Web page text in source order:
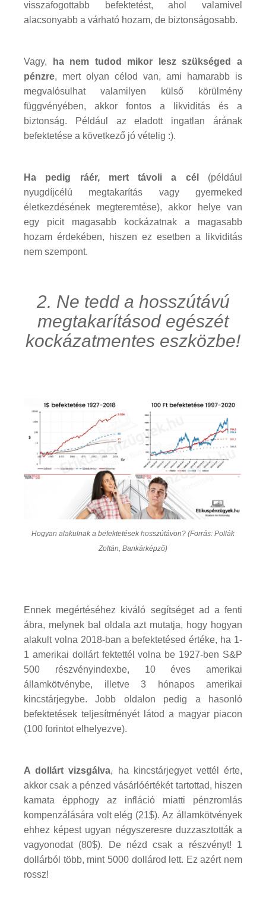
visszafogottabb befektetést, ahol valamivel
alacsonyabb a várható hozam, de biztonságosabb.
Vagy,
ha nem tudod mikor lesz szükséged a
pénzre, mert olyan célod van, ami hamarabb is
megvalósulhat valamilyen külső körülmény
függvényében, akkor fontos a likviditás és a
biztonság. Például az eladott ingatlan árának
befektetése a következő jó vételig :).
Ha pedig ráér, mert távoli a cél
(például
nyugdíjcélú megtakarítás vagy gyermeked
életkezdésének megteremtése), akkor helye van
egy picit magasabb kockázatnak a magasabb
hozam érdekében, hiszen ez esetben a likviditás
nem szempont.
2. Ne tedd a hosszútávú
megtakarításod egészét
kockázatmentes eszközbe!
Hogyan alakulnak a befektetések hosszútávon? (Forrás: Pollák
Zoltán, Bankárképző)
Ennek megértéséhez kiváló segítséget ad a fenti
ábra, melynek bal oldala azt mutatja, hogy hogyan
alakult volna 2018-ban a befektetésed értéke, ha 1-
1 amerikai dollárt fektettél volna be 1927-ben S&P
500 részvényindexbe, 10 éves amerikai
államkötvénybe, illetve 3 hónapos amerikai
kincstárjegybe. Jobb oldalon pedig a hasonló
befektetések teljesítményét látod a magyar piacon
(100 forintot elhelyezve).
A dollárt vizsgálva, ha kincstárjegyet vettél érte,
akkor csak a pénzed vásárlóértékét tartottad, hiszen
kamata épphogy az infláció miatti pénzromlás
kompenzálására volt elég (21$). Az államkötvények
ehhez képest ugyan négyszeresre duzzasztották a
vagyonodat (80$). De nézd csak a részvényt! 1
dollárból több, mint 5000 dollárod lett. Ez azért nem
rossz!